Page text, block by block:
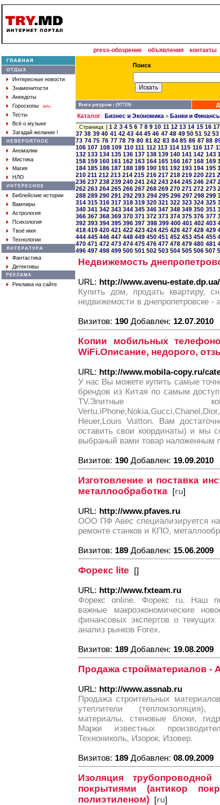
press-обозрение объявления контакты
Интересные новости
Знаменитости
Анекдоты
Гороскопы
new
Тесты
Всё о музыке
Загадай желание !
Аномалии
Мистика
Магия
НЛО
Библейские истории
Вампиры
Астрология
Психология
Твоё имя
Технологии
Фантастика
Детективы
Реклама на сайте
Всего ресурсов : (97719)
Каталог: Бизнес и Экономика > Банки и
Страница: [1 2 3 4 5 6 7 8 9 10 11 12 13 14 15 16 17
37 38 39 40 41 42 43 44 45 46 47 48 49 50 51 52 53
73 74 75 76 77 78 79 80 81 82 83 84 85 86 87 88
106 107 108 109 110 111 112 113 114 115 116 117
132 133 134 135 136 137 138 139 140 141 142 143
158 159 160 161 162 163 164 165 166 167 168 169
184 185 186 187 188 189 190 191 192 193 194 195
210 211 212 213 214 215 216 217 218 219 220 221
236 237 238 239 240 241 242 243 244 245 246 247
262 263 264 265 266 267 268 269 270 271 272 273
288 289 290 291 292 293 294 295 296 297 298 299
314 315 316 317 318 319 320 321 322 323 324 325
340 341 342 343 344 345 346 347 348 349 350 351
366 367 368 369 370 371 372 373 374 375 376 377
392 393 394 395 396 397 398 399 400 401 402 403
418 419 420 421 422 423 424 425 426 427 428 429
444 445 446 447 448 449 450 451 452 453 454 455
470 471 472 473 474 475 476 477 478 479 480 481
496 497 498 499 500 501 502 503 504 505 506 507
Недвижемость
URL: http://www.avenu-estate.dp.ua/
Купить дом, продать квартиру,
недвижемости в днепропетровске -
Визитов: 190 Добавлен: 12.07.2010
Копии мобильных
WiFi.Описание, недорого,
URL: http://www.mobila-copy.ru/
У нас Вы можете купить самые
брендов из Китая по самым
TV.Элитные
Heuer,Louis Vuitton. Вам
оставить свои координаты) и мы
выбраный вами товар наложенным
Визитов: 190 Добавлен: 19.09.2010
Изготовление и поставка
металлообработка [ru]
URL: http://www.pfaves.ru
ООО ПФ Авес специализируется на
ремонте станков и КПО,
Визитов: 189 Добавлен: 15.06.2009
Форекс lite []
URL: http://www.fxteam.ru
Форекс online. Форекс ru. Наш
важные макроэкономические
финансовых экспертов о
анализ рынков Forex.
Визитов: 189 Добавлен: 19.08.2009
Продажа стройматериалов -
URL: http://www.assnab.ru
Продажа строительных
утеплители (теплоизоляция),
материалы, стеновые блоки,
Марки известных
Технониколь, Изорок, Изовер.
Визитов: 189 Добавлен: 08.09.2009
Изоляция трубопроводной
покрытиями (антикор
полиэтиленом) [ru]